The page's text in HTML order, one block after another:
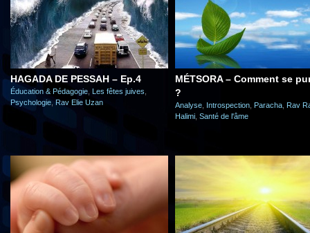
HAGADA DE PESSAH – Ep.4
Éducation & Pédagogie Les fêtes juives
Psychologie ,Rav Elie Uzan
MÉTSORA – Comment se
?
Analyse Introspection Paracha Rav
Halimi Santé de l'âme